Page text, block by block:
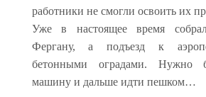
работники не смогли освоить их
Уже в настоящее время
Фергану, а подъезд к
бетонными оградами. Нужно
машину и дальше идти пешком…